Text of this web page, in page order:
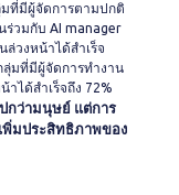
มที่มีผู้จัดการตามปกติ
ร่วมกับ AI manager
วงหน้าได้สำเร็จ
ลุ่มที่มีผู้จัดการทำงาน
ได้สำเร็จถึง 72%
กว่ามนุษย์ แต่การ
พิ่มประสิทธิภาพของ